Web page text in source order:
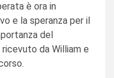
è ora in
e la speranza per il
del
da William e